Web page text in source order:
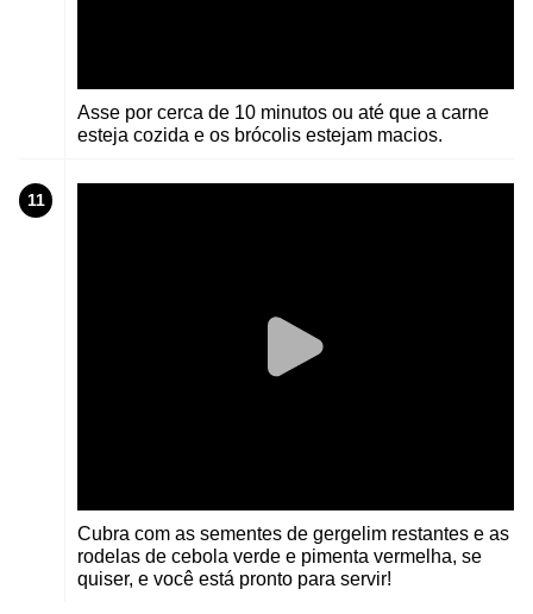
Asse por cerca de 10 minutos ou até que a carne
esteja cozida e os brócolis estejam macios.
11
Cubra com as sementes de gergelim restantes e as
rodelas de cebola verde e pimenta vermelha, se
quiser, e você está pronto para servir!